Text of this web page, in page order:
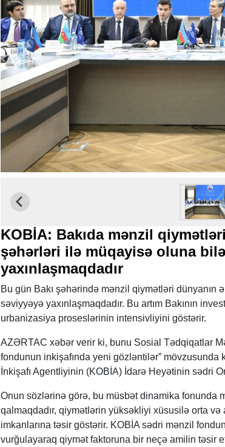
KOBİA: Bakıda mənzil
şəhərləri ilə müqayisə oluna
yaxınlaşmaqdadır
Bu gün Bakı şəhərində mənzil qiymətləri
səviyyəyə yaxınlaşmaqdadır. Bu artım Bakının
urbanizasiya proseslərinin intensivliyini göstərir.
AZƏRTAC xəbər verir ki, bunu Sosial Tədqiqatlar
fondunun inkişafında yeni gözləntilər”
İnkişafı Agentliyinin (KOBİA) İdarə Heyətinin sədri
Onun sözlərinə görə, bu müsbət dinamika fonunda
qalmaqdadır, qiymətlərin yüksəkliyi xüsusilə orta
imkanlarına təsir göstərir. KOBİA sədri mənzil
vurğulayaraq qiymət faktoruna bir neçə amilin təsir